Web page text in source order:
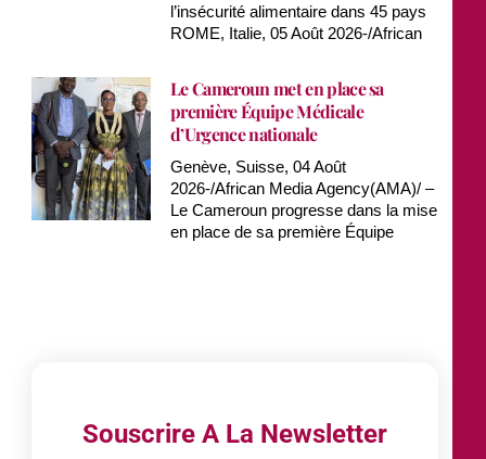
l’insécurité alimentaire dans 45 pays
ROME, Italie, 05 Août 2026-/African
Le Cameroun met en place sa
première Équipe Médicale
d’Urgence nationale
Genève, Suisse, 04 Août
2026-/African Media Agency(AMA)/ –
Le Cameroun progresse dans la mise
en place de sa première Équipe
Souscrire A La Newsletter